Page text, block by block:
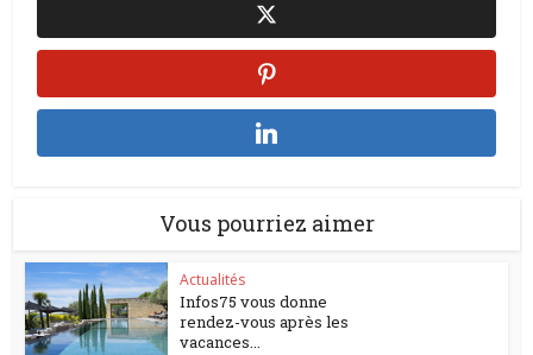
Vous pourriez aimer
Actualités
Infos75 vous donne
rendez-vous après les
vacances...